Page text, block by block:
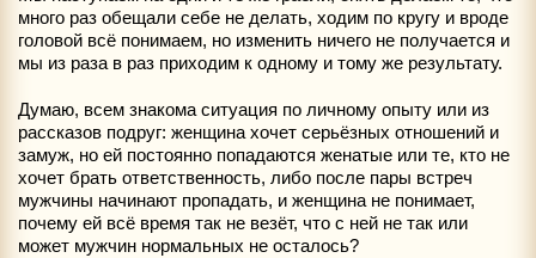
много раз обещали себе не делать, ходим по кругу и вроде
головой всё понимаем, но изменить ничего не получается и
мы из раза в раз приходим к одному и тому же результату.
Думаю, всем знакома ситуация по личному опыту или из
рассказов подруг: женщина хочет серьёзных отношений и
замуж, но ей постоянно попадаются женатые или те, кто не
хочет брать ответственность, либо после пары встреч
мужчины начинают пропадать, и женщина не понимает,
почему ей всё время так не везёт, что с ней не так или
может мужчин нормальных не осталось?